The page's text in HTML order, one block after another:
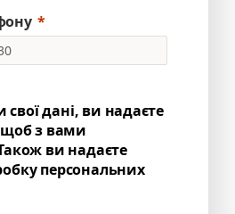
дані, ви надаєте
щоб з вами
ви надаєте
персональних